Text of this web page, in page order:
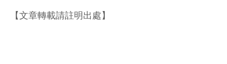
【文章轉載請註明出處】